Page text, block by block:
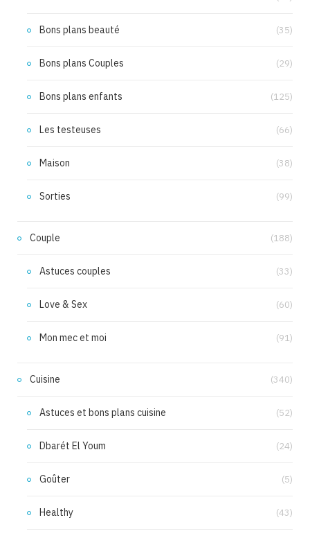
Bons plans beauté (35)
Bons plans Couples (29)
Bons plans enfants (125)
Les testeuses (66)
Maison (38)
Sorties (99)
Couple (188)
Astuces couples (33)
Love & Sex (60)
Mon mec et moi (91)
Cuisine (340)
Astuces et bons plans cuisine (52)
Dbarét El Youm (24)
Goûter (5)
Healthy (43)